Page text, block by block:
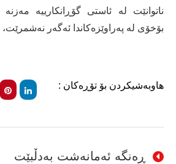
ناتوانێت لە ئاستی گۆڕانکارییە
بۆخۆی لە پەراوێزەکاندا ئەگەر نەشمرێت،
هاوبەشیکردن بۆ تۆڕەکان :
ڕەنگە ئەمانەشت بەدڵبێت